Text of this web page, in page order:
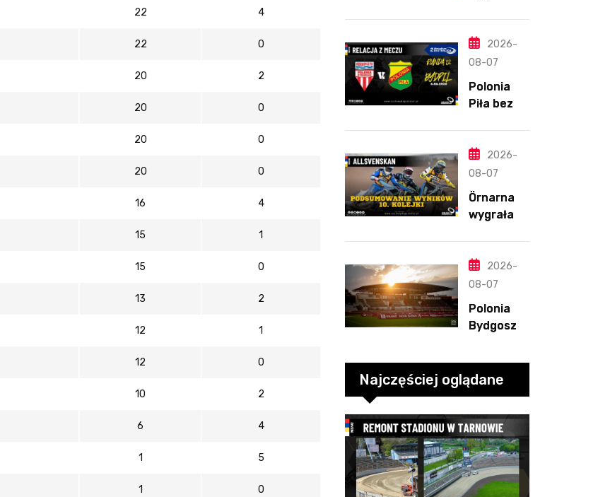
22 4
22 0
20 2
20 0
20 0
20 0
16 4
15 1
15 0
13 2
12 1
12 0
10 2
6 4
1 5
1 0
pomimo
straty
Kosmiczny
mecz
Ellisa
2026-
08-07
Polonia
Piła bez
y. „Gryfy”
z
dwunasty
m
zwycięstw
em
2026-
08-07
Örnarna
wygrała
ą. Debiut
Tondera w
2026-
08-07
Polonia
Bydgoszcz
Piła,
6.08.2026
Najczęściej oglądane